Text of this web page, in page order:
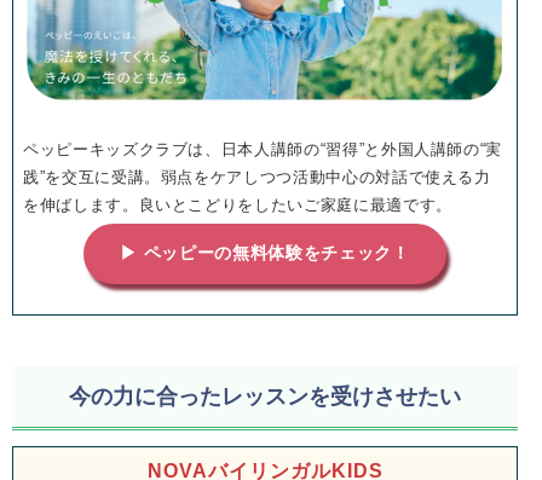
ペッピーキッズクラブは、日本人講師の“習得”と外国人講師の“実
践”を交互に受講。弱点をケアしつつ活動中心の対話で使える力
を伸ばします。良いとこどりをしたいご家庭に最適です。
▶ ペッピーの無料体験をチェック！
今の力に合ったレッスンを受けさせたい
NOVAバイリンガルKIDS